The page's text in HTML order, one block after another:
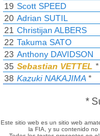
19 Scott SPEED
20 Adrian SUTIL
21 Christijan ALBERS
22 Takuma SATO
23 Anthony DAVIDSON
35 Sebastian VETTEL *
38 Kazuki NAKAJIMA*
*
Este sitio web es un sitio web
la FIA, y su contenido